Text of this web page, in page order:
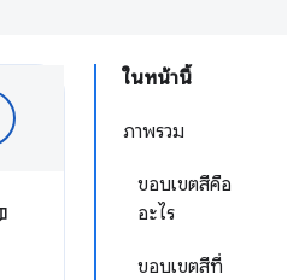
ในหน้านี้
ภาพรวม
ขอบเขตสีคือ
อะไร
ขอบเขตสีที่